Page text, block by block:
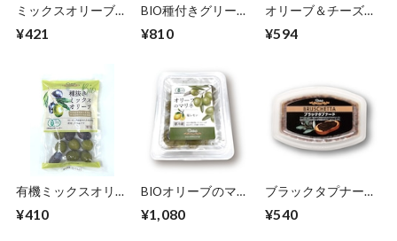
ミックスオリーブ
¥421
BIO種付きグリーン
¥810
オリーブ＆チーズ
¥594
有機ミックスオリー
¥410
BIOオリーブのマリ
180g
¥1,080
ブラックタプナード
¥540